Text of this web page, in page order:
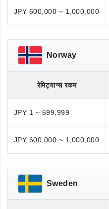
JPY 600,000 ~ 1,000,000
Norway
रेमिट्यान्स रकम
JPY 1 ~ 599,999
JPY 600,000 ~ 1,000,000
Sweden